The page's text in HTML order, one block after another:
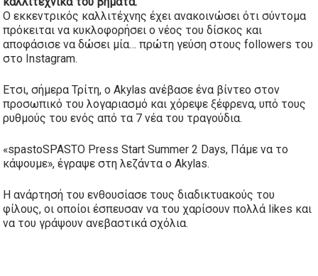
Ο εκκεντρικός καλλιτέχνης έχει ανακοινώσει ότι σύντομα
πρόκειται να κυκλοφορήσει ο νέος του δίσκος και
αποφάσισε να δώσει μία… πρώτη γεύση στους followers του
στο Instagram.
Έτσι, σήμερα Τρίτη, ο Akylas ανέβασε ένα βίντεο στον
προσωπικό του λογαριασμό και χόρεψε ξέφρενα, υπό τους
ρυθμούς του ενός από τα 7 νέα του τραγούδια.
«spastoSPASTO Press Start Summer 2 Days, Πάμε να το
κάψουμε», έγραψε στη λεζάντα ο Akylas.
Η ανάρτησή του ενθουσίασε τους διαδικτυακούς του
φίλους, οι οποίοι έσπευσαν να του χαρίσουν πολλά likes και
να του γράψουν ανεβαστικά σχόλια.